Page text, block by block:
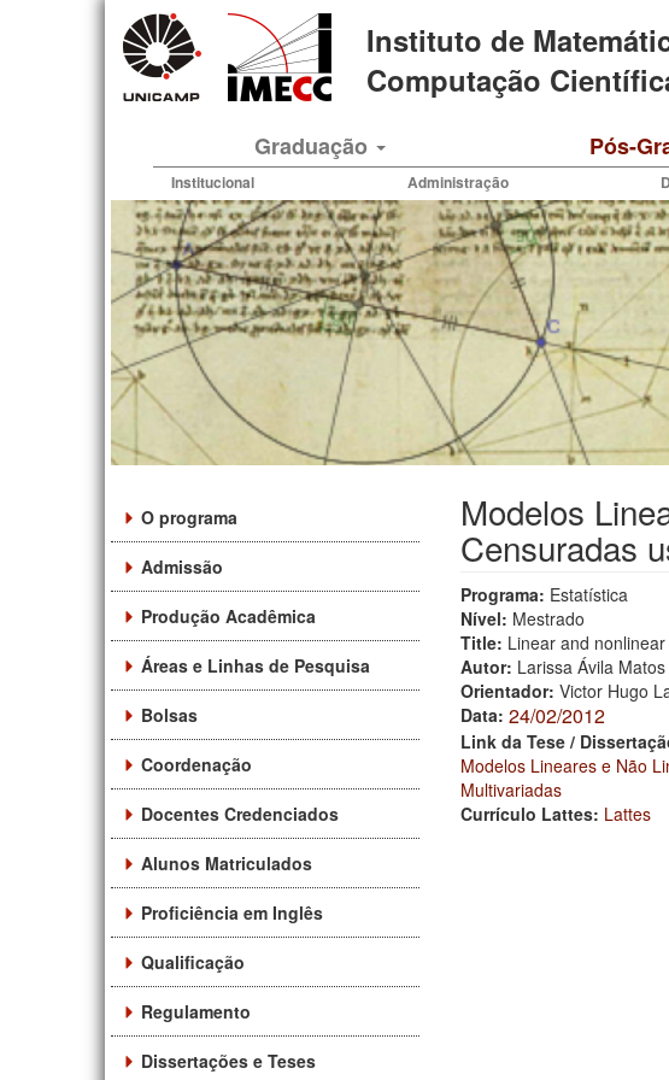
Instituto de
Computação
Graduação Pós-
Institucional Administração
O programa
Admissão
Produção Acadêmica
Áreas e Linhas de Pesquisa
Bolsas
Coordenação
Docentes Credenciados
Alunos Matriculados
Proficiência em Inglês
Qualificação
Regulamento
Dissertações e Teses
Modelos
Censuradas
Programa: Estatística
Nível: Mestrado
Title: Linear and
Autor: Larissa Ávila Matos
Orientador: Victor Hugo
Data: 24/02/2012
Link da Tese /
Modelos Lineares e Não
Multivariadas
Currículo Lattes: Lattes